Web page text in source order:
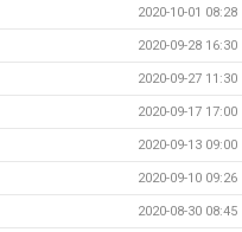
2020-10-01 08:28
2020-09-28 16:30
2020-09-27 11:30
2020-09-17 17:00
2020-09-13 09:00
2020-09-10 09:26
2020-08-30 08:45